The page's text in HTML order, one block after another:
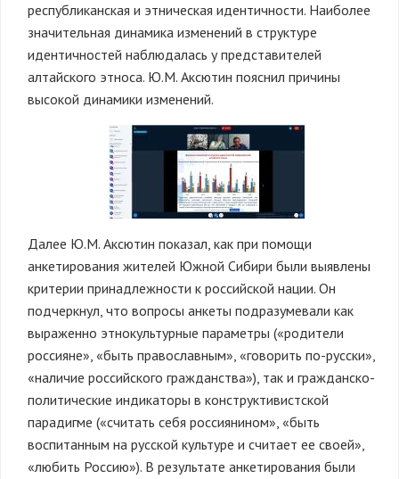
республиканская и этническая идентичности. Наиболее
значительная динамика изменений в структуре
идентичностей наблюдалась у представителей
алтайского этноса. Ю.М. Аксютин пояснил причины
высокой динамики изменений.
Далее Ю.М. Аксютин показал, как при помощи
анкетирования жителей Южной Сибири были выявлены
критерии принадлежности к российской нации. Он
подчеркнул, что вопросы анкеты подразумевали как
выраженно этнокультурные параметры («родители
россияне», «быть православным», «говорить по-русски»,
«наличие российского гражданства»), так и гражданско-
политические индикаторы в конструктивистской
парадигме («считать себя россиянином», «быть
воспитанным на русской культуре и считает ее своей»,
«любить Россию»). В результате анкетирования были